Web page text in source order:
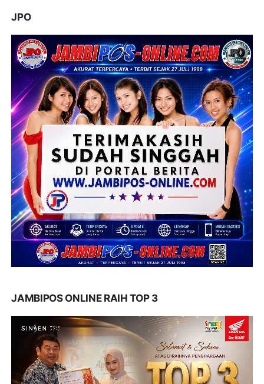
JPO
JAMBIPOS ONLINE RAIH TOP 3